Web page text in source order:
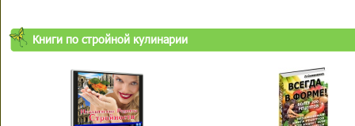
Книги по стройной кулинарии